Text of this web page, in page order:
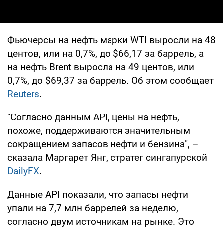
Фьючерсы на нефть марки WTI выросли на 48
центов, или на 0,7%, до $66,17 за баррель, а
на нефть Brent выросла на 49 центов, или
0,7%, до $69,37 за баррель. Об этом сообщает
Reuters.
"Согласно данным API, цены на нефть,
похоже, поддерживаются значительным
сокращением запасов нефти и бензина", –
сказала Маргарет Янг, стратег сингапурской
DailyFX.
Данные API показали, что запасы нефти
упали на 7,7 млн баррелей за неделю,
согласно двум источникам на рынке. Это